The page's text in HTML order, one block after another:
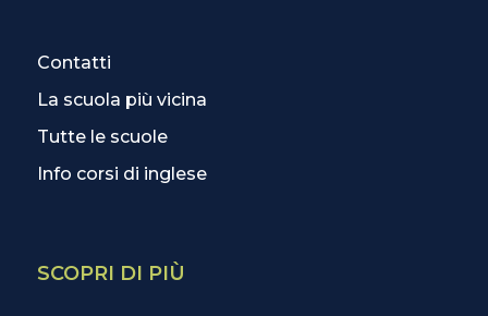
Contatti
La scuola più vicina
Tutte le scuole
Info corsi di inglese
SCOPRI DI PIÙ